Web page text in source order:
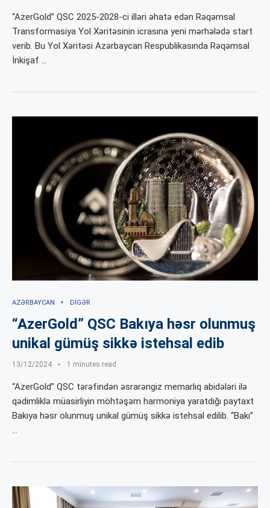
“AzerGold” QSC 2025-2028-ci illəri əhatə edən Rəqəmsal
Transformasiya Yol Xəritəsinin icrasına yeni mərhələdə start
verib. Bu Yol Xəritəsi Azərbaycan Respublikasında Rəqəmsal
İnkişaf …
AZƏRBAYCAN DIGƏR
“AzerGold” QSC Bakıya həsr olunmuş
unikal gümüş sikkə istehsal edib
13/12/2024 1 minutes read
“AzerGold” QSC tərəfindən əsrarəngiz memarlıq abidələri ilə
qədimliklə müasirliyin möhtəşəm harmoniya yaratdığı paytaxt
Bakıya həsr olunmuş unikal gümüş sikkə istehsal edilib. “Bakı”
…